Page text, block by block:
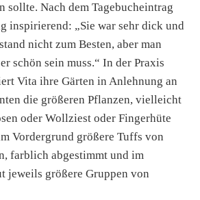
sollte. Nach dem Tagebucheintrag
inspirierend: „Sie war sehr dick und
nicht zum Besten, aber man
schön sein muss.“ In der Praxis
Vita ihre Gärten in Anlehnung an
die größeren Pflanzen, vielleicht
oder Wollziest oder Fingerhüte
Vordergrund größere Tuffs von
farblich abgestimmt und im
jeweils größere Gruppen von